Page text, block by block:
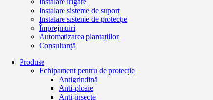
Instalare irigare
Instalare sisteme de suport
Instalare sisteme de protecție
Împrejmuiri
Automatizarea plantațiilor
Consultanță
Produse
Echipament pentru de protecție
Antigrindină
Anti-ploaie
Anti-insecte